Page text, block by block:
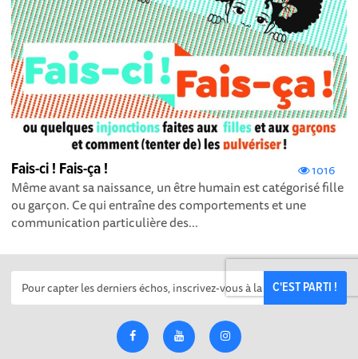
1016
Fais-ci ! Fais-ça !
Même avant sa naissance, un être humain est catégorisé fille
ou garçon. Ce qui entraîne des comportements et une
communication particulière des...
C'EST PARTI !